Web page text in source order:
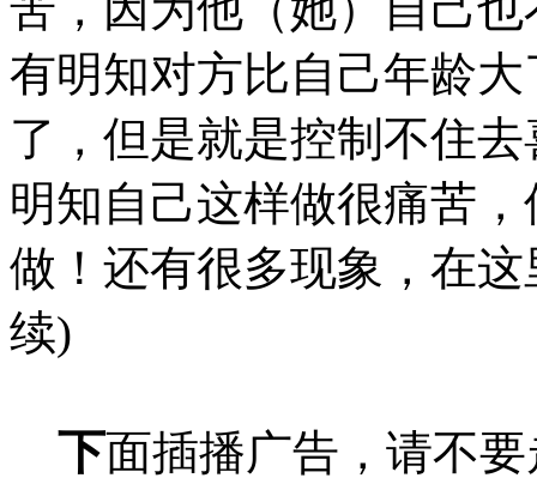
有明知对方比自己年龄
了，但是就是控制不住
明知自己这样做很痛苦
做！还有很多现象，在
续)
下面插播广告，请不